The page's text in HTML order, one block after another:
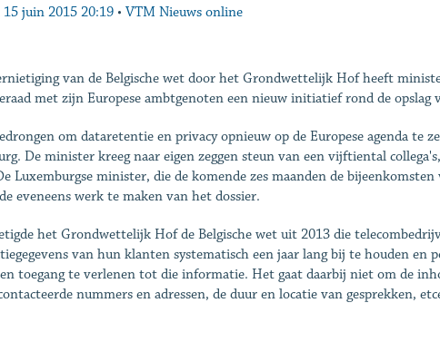
juin 2015 20:19 • VTM Nieuws online
van de Belgische wet door het Grondwettelijk Hof heeft
met zijn Europese ambtgenoten een nieuw initiatief rond de opslag
om dataretentie en privacy opnieuw op de Europese agenda te
De minister kreeg naar eigen zeggen steun van een vijftiental
Luxemburgse minister, die de komende zes maanden de
eveneens werk te maken van het dossier.
het Grondwettelijk Hof de Belgische wet uit 2013 die
van hun klanten systematisch een jaar lang bij te houden en
toegang te verlenen tot die informatie. Het gaat daarbij niet om de
nummers en adressen, de duur en locatie van gesprekken,